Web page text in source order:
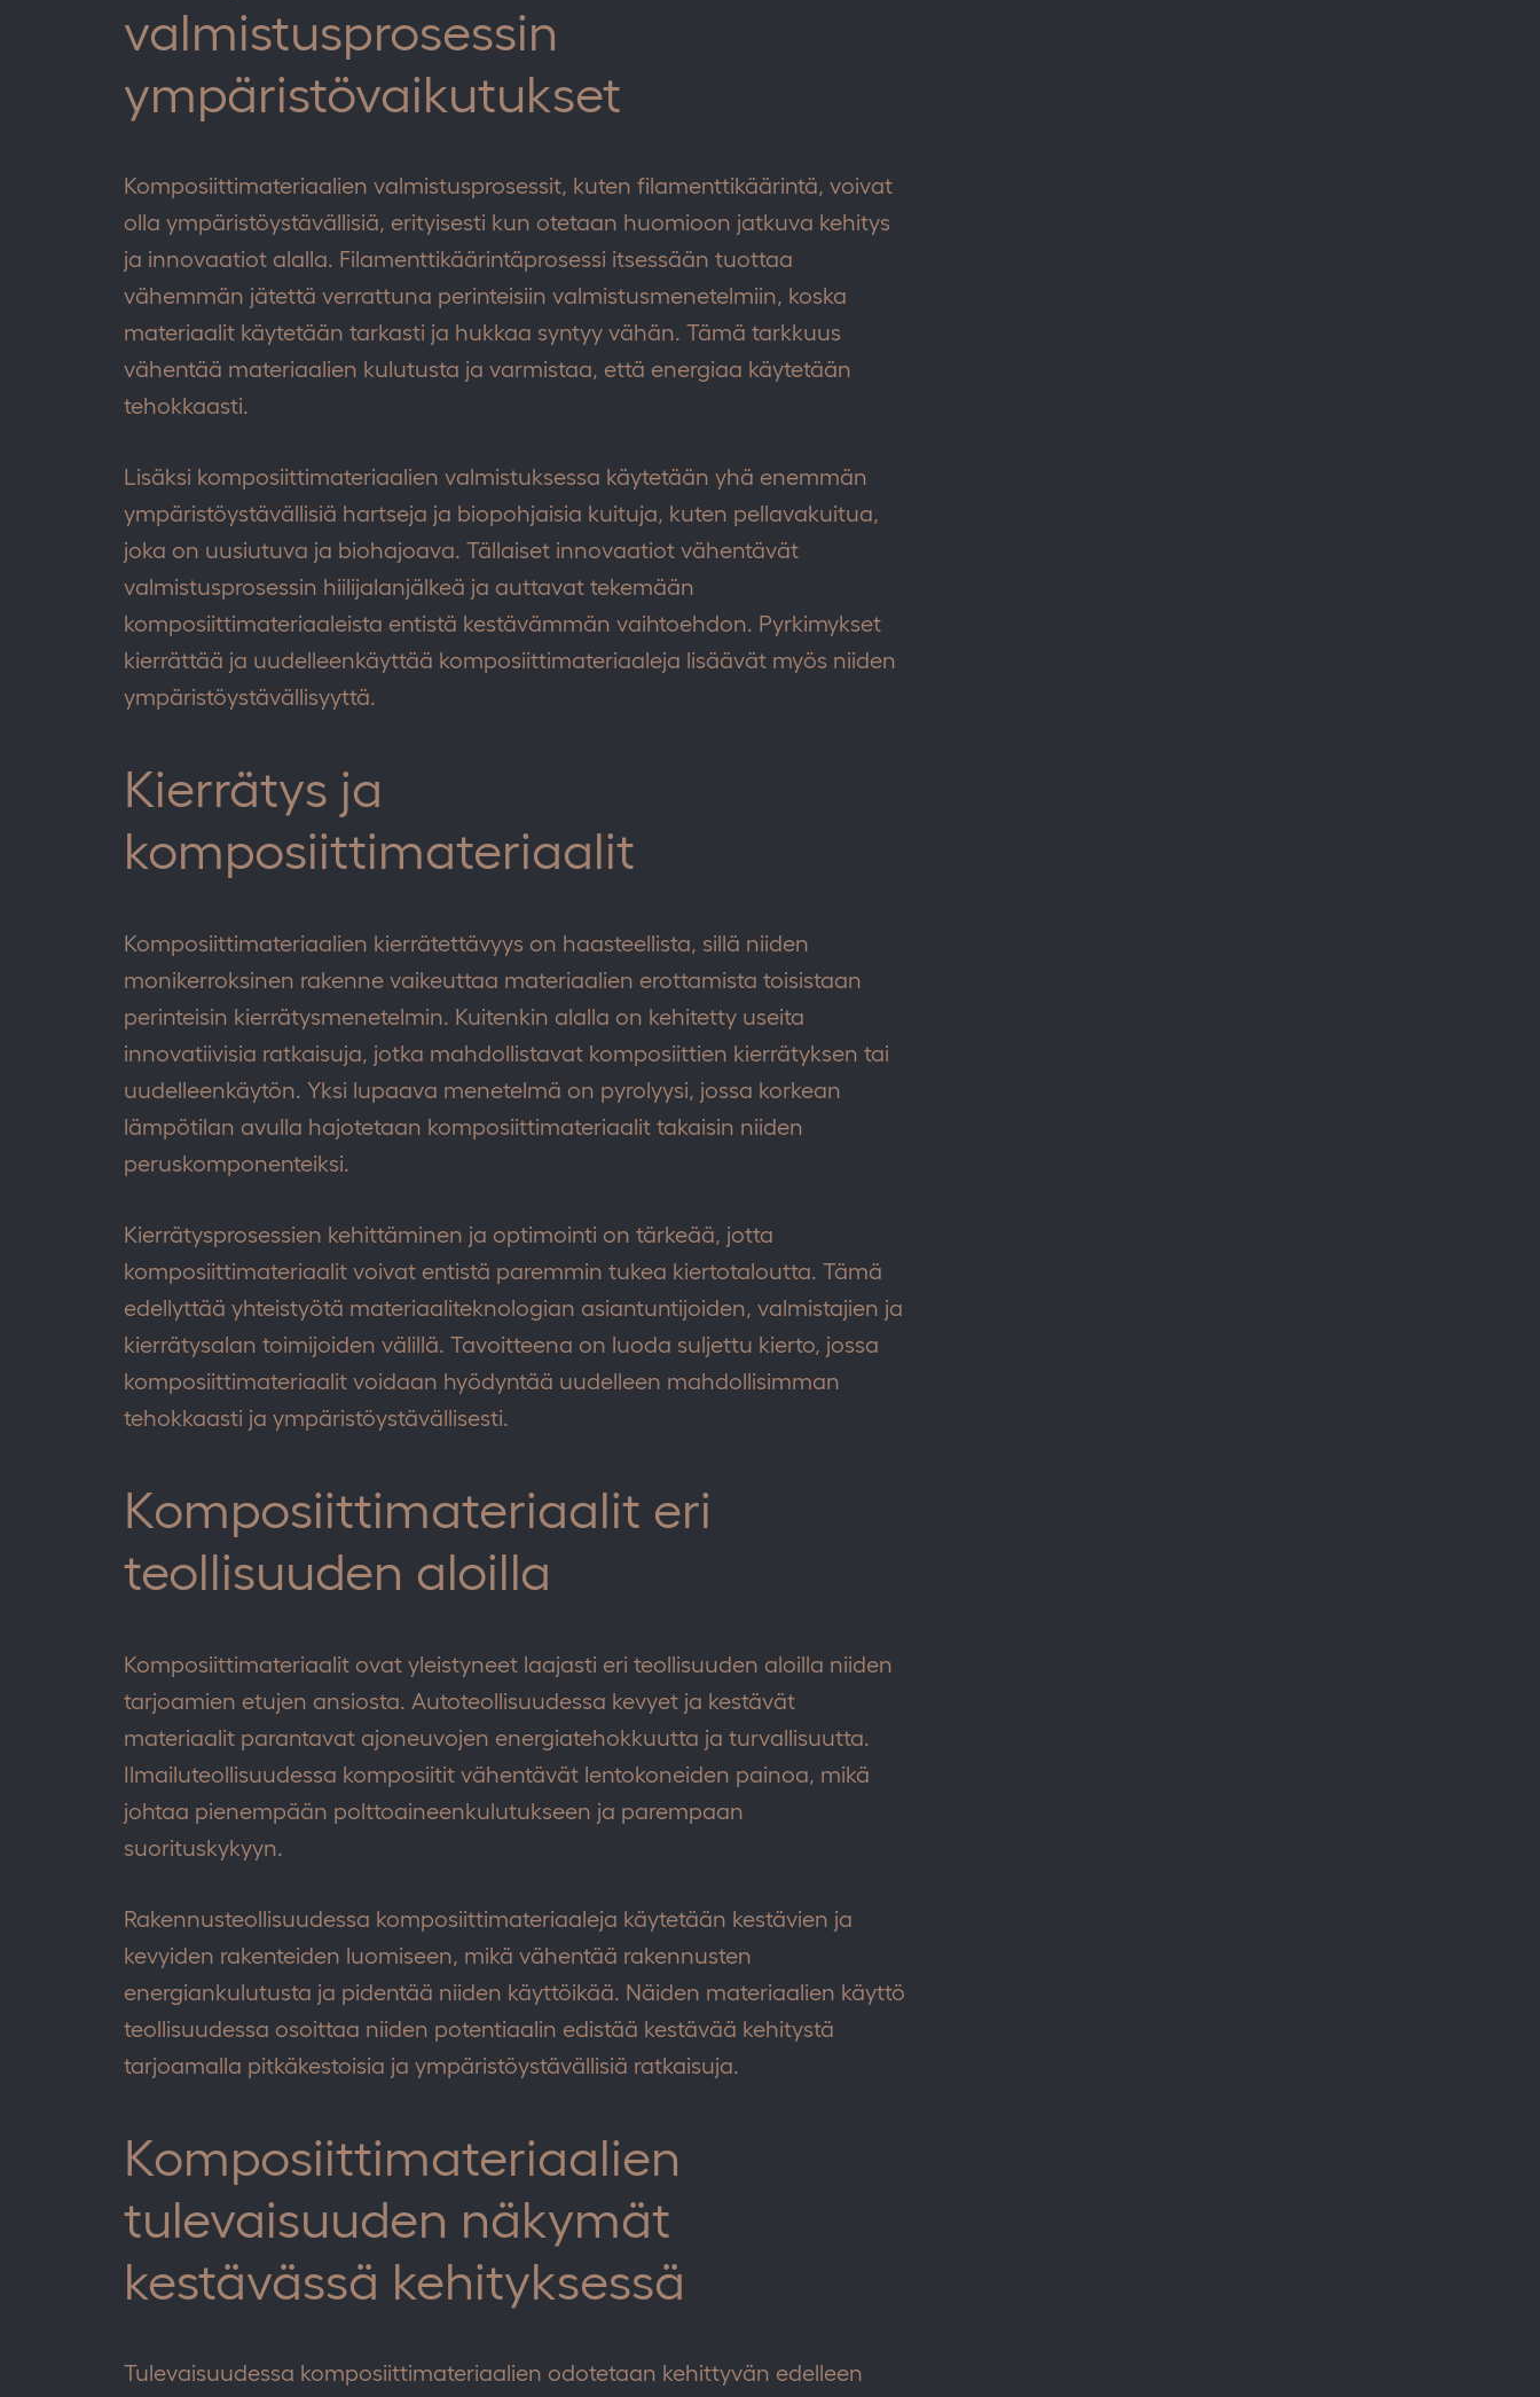
valmistusprosessin
ympäristövaikutukset
Komposiittimateriaalien valmistusprosessit, kuten filamenttikäärintä, voivat
olla ympäristöystävällisiä, erityisesti kun otetaan huomioon jatkuva kehitys
ja innovaatiot alalla. Filamenttikäärintäprosessi itsessään tuottaa
vähemmän jätettä verrattuna perinteisiin valmistusmenetelmiin, koska
materiaalit käytetään tarkasti ja hukkaa syntyy vähän. Tämä tarkkuus
vähentää materiaalien kulutusta ja varmistaa, että energiaa käytetään
tehokkaasti.
Lisäksi komposiittimateriaalien valmistuksessa käytetään yhä enemmän
ympäristöystävällisiä hartseja ja biopohjaisia kuituja, kuten pellavakuitua,
joka on uusiutuva ja biohajoava. Tällaiset innovaatiot vähentävät
valmistusprosessin hiilijalanjälkeä ja auttavat tekemään
komposiittimateriaaleista entistä kestävämmän vaihtoehdon. Pyrkimykset
kierrättää ja uudelleenkäyttää komposiittimateriaaleja lisäävät myös niiden
ympäristöystävällisyyttä.
Kierrätys ja
komposiittimateriaalit
Komposiittimateriaalien kierrätettävyys on haasteellista, sillä niiden
monikerroksinen rakenne vaikeuttaa materiaalien erottamista toisistaan
perinteisin kierrätysmenetelmin. Kuitenkin alalla on kehitetty useita
innovatiivisia ratkaisuja, jotka mahdollistavat komposiittien kierrätyksen tai
uudelleenkäytön. Yksi lupaava menetelmä on pyrolyysi, jossa korkean
lämpötilan avulla hajotetaan komposiittimateriaalit takaisin niiden
peruskomponenteiksi.
Kierrätysprosessien kehittäminen ja optimointi on tärkeää, jotta
komposiittimateriaalit voivat entistä paremmin tukea kiertotaloutta. Tämä
edellyttää yhteistyötä materiaaliteknologian asiantuntijoiden, valmistajien ja
kierrätysalan toimijoiden välillä. Tavoitteena on luoda suljettu kierto, jossa
komposiittimateriaalit voidaan hyödyntää uudelleen mahdollisimman
tehokkaasti ja ympäristöystävällisesti.
Komposiittimateriaalit eri
teollisuuden aloilla
Komposiittimateriaalit ovat yleistyneet laajasti eri teollisuuden aloilla niiden
tarjoamien etujen ansiosta. Autoteollisuudessa kevyet ja kestävät
materiaalit parantavat ajoneuvojen energiatehokkuutta ja turvallisuutta.
Ilmailuteollisuudessa komposiitit vähentävät lentokoneiden painoa, mikä
johtaa pienempään polttoaineenkulutukseen ja parempaan
suorituskykyyn.
Rakennusteollisuudessa komposiittimateriaaleja käytetään kestävien ja
kevyiden rakenteiden luomiseen, mikä vähentää rakennusten
energiankulutusta ja pidentää niiden käyttöikää. Näiden materiaalien käyttö
teollisuudessa osoittaa niiden potentiaalin edistää kestävää kehitystä
tarjoamalla pitkäkestoisia ja ympäristöystävällisiä ratkaisuja.
Komposiittimateriaalien
tulevaisuuden näkymät
kestävässä kehityksessä
Tulevaisuudessa komposiittimateriaalien odotetaan kehittyvän edelleen